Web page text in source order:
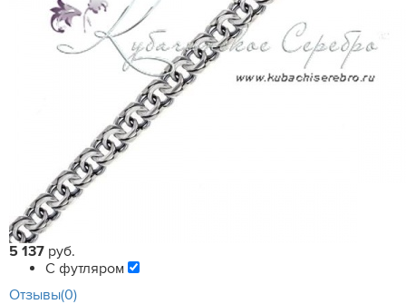
5 137 руб.
С футляром
Отзывы(0)